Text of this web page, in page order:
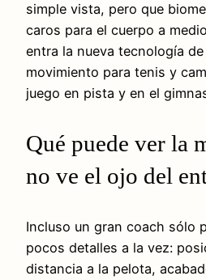
simple vista, pero que
caros para el cuerpo a
entra la nueva tecnología
movimiento para tenis y
juego en pista y en el
Qué puede ver la
no ve el ojo del
Incluso un gran coach sólo
pocos detalles a la vez:
distancia a la pelota,